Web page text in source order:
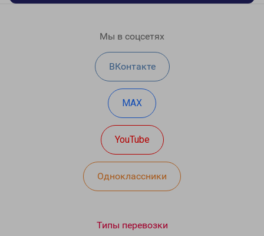
Мы в соцсетях
ВКонтакте
MAX
YouTube
Одноклассники
Типы перевозки